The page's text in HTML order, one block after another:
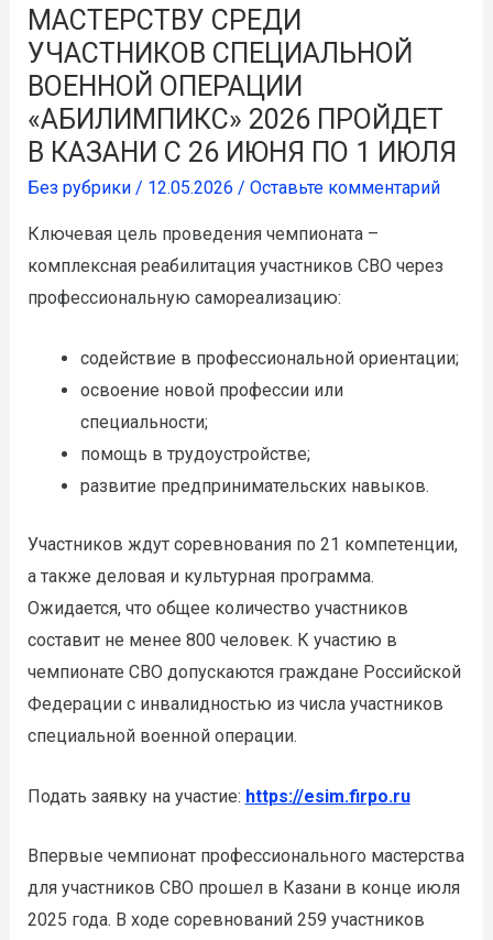
МАСТЕРСТВУ СРЕДИ
УЧАСТНИКОВ СПЕЦИАЛЬНОЙ
ВОЕННОЙ ОПЕРАЦИИ
«АБИЛИМПИКС» 2026 ПРОЙДЕТ
В КАЗАНИ С 26 ИЮНЯ ПО 1 ИЮЛЯ
Без рубрики/ 12.05.2026 / Оставьте комментарий
Ключевая цель проведения чемпионата –
комплексная реабилитация участников СВО через
профессиональную самореализацию:
содействие в профессиональной ориентации;
освоение новой профессии или
специальности;
помощь в трудоустройстве;
развитие предпринимательских навыков.
Участников ждут соревнования по 21 компетенции,
а также деловая и культурная программа.
Ожидается, что общее количество участников
составит не менее 800 человек. К участию в
чемпионате СВО допускаются граждане Российской
Федерации с инвалидностью из числа участников
специальной военной операции.
Подать заявку на участие: https://esim.firpo.ru
Впервые чемпионат профессионального мастерства
для участников СВО прошел в Казани в конце июля
2025 года. В ходе соревнований 259 участников